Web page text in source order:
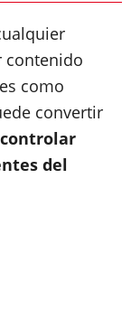
contenido
como
convertir
del